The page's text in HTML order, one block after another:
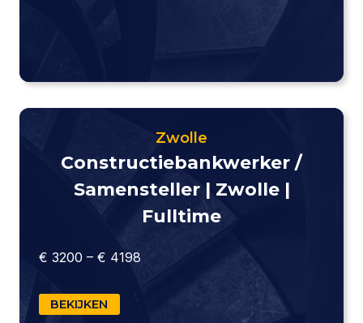
Zwolle
Constructie­bankwerker /
Samensteller | Zwolle |
Fulltime
€ 3200 – € 4198
BEKIJKEN